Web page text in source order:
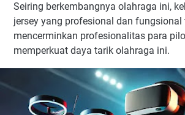
Seiring berkembangnya olahraga ini,
jersey yang profesional dan fungsional
mencerminkan profesionalitas para
memperkuat daya tarik olahraga ini.